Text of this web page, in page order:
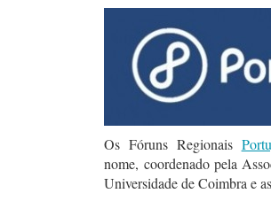
Os Fóruns Regionais
nome, coordenado pela
Universidade de Coimbra e